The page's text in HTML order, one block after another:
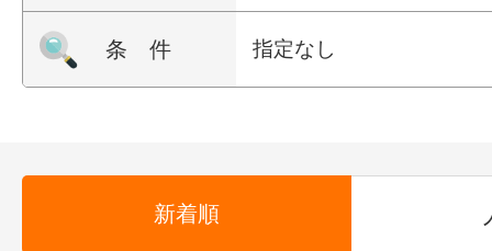
条 件 指定なし
新着順